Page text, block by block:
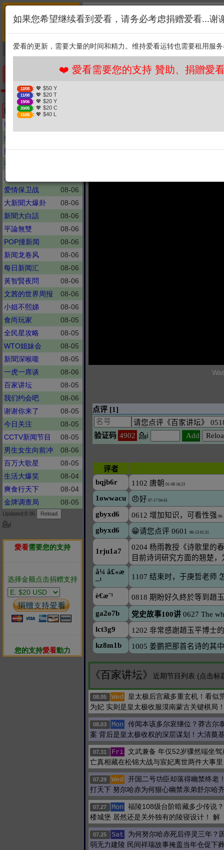
新闻
综艺 剧集
捐贈幫助
❤️ 愛看需要您的支持
: 💖 $50 Y
11/08
19/06 : 💖 $20 Y
2. 点击捐赠
Latest updates
密室大逃脱
生活这一刻
姊妹亮起來
08-05
有話好說
二分之一強
爱情保卫战
08-06
大新聞大爆卦
08-06
新聞大白話
08-06
平論無雙
08-06
POP撞新闻
08-06
新闻龙卷风
08-06
每日新闻汇
08-06
黃智賢夜問
08-06
文茜的世界周报
08-06
小姐不熙娣
08-06
食尚玩家
08-05
全民星攻略
08-05
WTO姐妹会
08-05
新聞深喉嚨
08-05
一虎一席谈
08-06
百家讲坛
08-05
我们约会吧
08-06
谢谢你来了
08-05
今日关注
08-05
CCTV新闻节目
08-05
男生女生向前冲
08-06
百万大歌星
08-05
生活大爆笑
08-04
爽食行天下
08-04
金牌调查局
08-05
Updated:8:36
💁ℹ
愛看需要您的支持
选择金额点击捐赠支持
您的支持愛看動力
《百家讲坛》 近期节目列表 (点击标
08.05 Wed
皇太极后宫藏多重玄机！看似
为妃 实则是皇太极收服漠南蒙古关键棋局
08.03 Mon
传闻本该多尔衮继位？莽古尔
案 背后是皇太极收权的深层谋划！大清奠
07.31 Fri 文武兼备 年仅52岁骤然端坐驾
亡真相藏在松锦大战与宸妃离世两件大事里
07.29 Wed
开国二号功臣却落得幽禁终老
打天下 努尔哈赤为何狠心幽禁亲弟舒尔哈
07.27 Mon
福陵108级台阶暗藏多少传说
楼城堡 居然还是关外独有的陵寝设计！ 解
07.25 Sat
为何努尔哈赤死后停灵三年？
弱无力建陵 民间祥瑞故事掩盖当年仓促下
如果您希望继续看到爱看，请务必考虑捐赠爱看...谢
爱看的更新，需要大量的时间和精力。维持爱看运转也需要租用服
❤️ 愛看需要您的支持 贊助、捐贈愛看
12/08 : 💖 $50 Y
11/08 : 💖 $20 T
19/06 : 💖 $20 Y
20/05 : 💖 $20 C
11/05 : 💖 $40 L